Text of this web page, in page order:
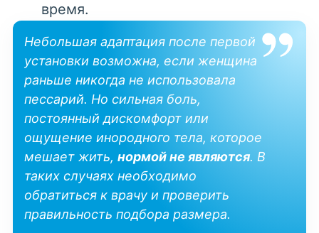
время.
Небольшая адаптация после первой
установки возможна, если женщина
раньше никогда не использовала
пессарий. Но сильная боль,
постоянный дискомфорт или
ощущение инородного тела, которое
мешает жить, нормой не являются. В
таких случаях необходимо
обратиться к врачу и проверить
правильность подбора размера.